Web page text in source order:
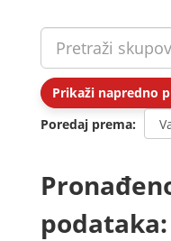
Prikaži napredno
Poredaj prema
podataka: